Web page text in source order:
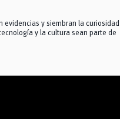
evidencias y siembran la curiosidad
y la cultura sean parte de